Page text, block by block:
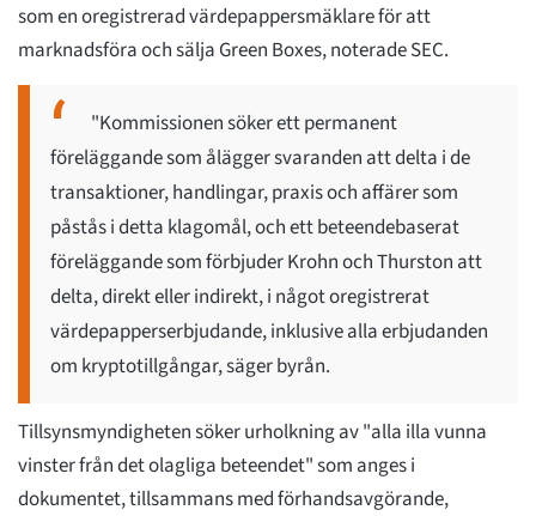
som en oregistrerad värdepappersmäklare för att
marknadsföra och sälja Green Boxes, noterade SEC.
"Kommissionen söker ett permanent
föreläggande som ålägger svaranden att delta i de
transaktioner, handlingar, praxis och affärer som
påstås i detta klagomål, och ett beteendebaserat
föreläggande som förbjuder Krohn och Thurston att
delta, direkt eller indirekt, i något oregistrerat
värdepapperserbjudande, inklusive alla erbjudanden
om kryptotillgångar, säger byrån.
Tillsynsmyndigheten söker urholkning av "alla illa vunna
vinster från det olagliga beteendet" som anges i
dokumentet, tillsammans med förhandsavgörande,